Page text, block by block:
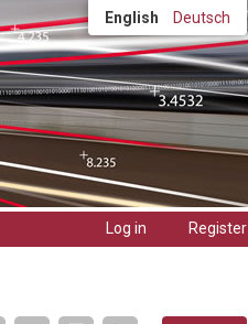
English Deutsch
Log in Register